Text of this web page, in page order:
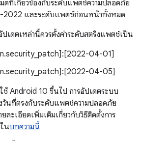
ที่เกี่ยวข้องกับระดับแพตช์ความปลอดภัย
และระดับแพตช์ก่อนหน้าทั้งหมด
เดตเหล่านี้ควรตั้งค่าระดับสตริงแพตช์เป็น
04-01]
04-05]
Android 10 ขึ้นไป การอัปเดตระบบ
วันที่ตรงกับระดับแพตช์ความปลอดภัย
ะเอียดเพิ่มเติมเกี่ยวกับวิธีติดตั้งการ
นบทความนี้